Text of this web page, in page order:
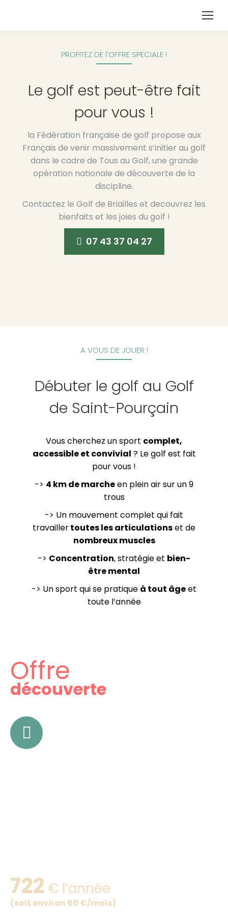
PROFITEZ DE l'OFFRE SPECIALE !
Le golf est peut-être fait
pour vous !
la Fédération française de golf propose aux
Français de venir massivement s’initier au golf
dans le cadre de Tous au Golf, une grande
opération nationale de découverte de la
discipline.
Contactez le Golf de Briailles et decouvrez les
bienfaits et les joies du golf !
07 43 37 04 27
A VOUS DE JOUER !
Débuter le golf au Golf
de Saint-Pourçain
Vous cherchez un sport complet,
accessible et convivial ? Le golf est fait
pour vous !
-> 4 km de marcheen plein air sur un 9
trous
-> Un mouvement complet qui fait
travaillertoutes les articulationset de
nombreux muscles
-> Concentration, stratégie et bien-
être mental
-> Un sport qui se pratique à tout âgeet
toute l’année
Offre
découverte
722 € l’année
(soit environ 60 €/mois)